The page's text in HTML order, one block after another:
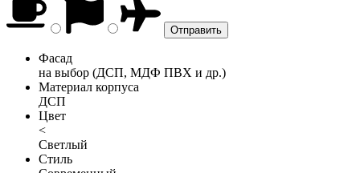
Фасад
на выбор (ДСП, МДФ ПВХ и др.)
Материал корпуса
ДСП
Цвет
<
Светлый
Стиль